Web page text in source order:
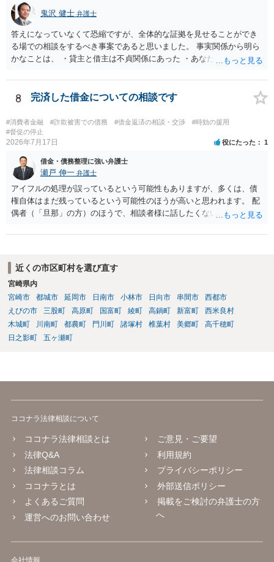
はありますか？ そこはあり得ます、ただ、弁護士費用かけるならその
分賠償に回すことも考えられるので、 兼ね合いは考えてみましょう。
鬼沢 健士 弁護士
答えになっていなくて恐縮ですが、全体的な証拠を見せることができ
る場での相談をするべき事案であると思いました。 事実関係から明ら
かなことは、 ・貸主と借主は不貞関係にあった ・あなたから相手に金
想されるのは、 ・もらったものだ ・貸したかもしれないが、不法原因
給付ではない でしょう。 書かれた情報だけからは、不法原因給付であ
るといえそうなものはありませんでした。 不貞当事者間での貸金だか
らといって不法原因給付になるわけではありません。 あなたが性行為
をしたくてお金を払ってお願いしていたという事情などが必要です。
8 完済した借金についての相談です
#消費者金融 #詐欺被害での債務 #借金返済の相談・交渉
#時効の援用
#督促の停止
2026年7月17日 役にたった 1
借金・債務整理に強い弁護士
瀬戸 伸一 弁護士
アイフルの処理が誤っているという可能性もありますが、多くは、債
権自体はまだ残っているという可能性のほうが高いと思われます。 配
偶者（「旦那」の方）のほうで、相談者様に話したくない事情等もあ
援用という方法も取れる可能性があるため、御主人に法律事務所に相
せない事情もあるかもしれないのでおひとりで行ってもらうほうがい
いかもしれません。 配偶者の債務がある状態で配偶者が亡くなると債
務を相談者様が相続するという状態になる（相続放棄などの亡くなっ
てからの方法もありますが）ため、相談者様にも関係することだとし
て相談にいくようにお話してみてはどうでしょうか。
近くの市区町村を選び直す
宮崎県内
宮崎市
都城市 延岡市 日南市 小林市 日向市 串間市
西都市
えびの市
三股町 高原町 国富町 綾町 高鍋町 新富町
西米良村
木城町
川南町 都農町 門川町 諸塚村 椎葉村 美郷町
高千穂町
日之影町
五ヶ瀬町
ココナラ法律相談について
ココナラ法律相談とは
法律Q&A
法律相談コラム
ココナラとは
よくあるご質問
運営へのお問い合わせ
ご意見・ご要望
利用規約
プライバシーポリシー
外部送信ポリシー
掲載をご検討の弁護士の方
へ
会社情報